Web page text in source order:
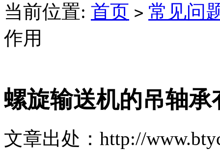
当前位置: 首页 > 常见问
作用
螺旋输送机的吊轴承
文章出处：http://